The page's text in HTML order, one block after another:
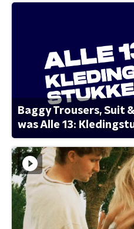
Baggy Trousers, Suit
was Alle 13: